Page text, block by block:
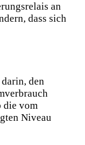
an
dass sich
den
die⁣ vom
Niveau⁢